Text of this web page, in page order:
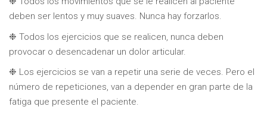
deben ser lentos y muy suaves. Nunca hay forzarlos.
❉ Todos los ejercicios que se realicen, nunca deben
provocar o desencadenar un dolor articular.
❉ Los ejercicios se van a repetir una serie de veces. Pero el
número de repeticiones, van a depender en gran parte de la
fatiga que presente el paciente.